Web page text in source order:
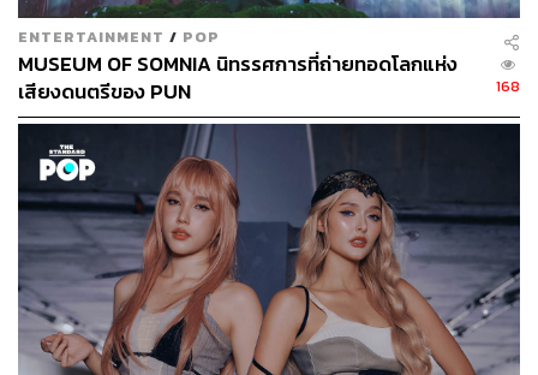
TAGS: Universal Music Thailand เพลงไทย
T-POP
Kwanjai (ขวัญใจ-จุฑามาศ คำชวนชื่น)
203
ENTERTAINMENT / POP
MUSEUM OF SOMNIA นิทรรศการที่ถ่ายทอดโลกแห่ง
เสียงดนตรีของ PUN
168